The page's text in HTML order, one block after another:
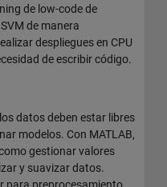
de low-code de
de manera
despliegues en CPU
de escribir código.
datos deben estar libres
modelos. Con MATLAB,
gestionar valores
y suavizar datos.
para preprocesamiento